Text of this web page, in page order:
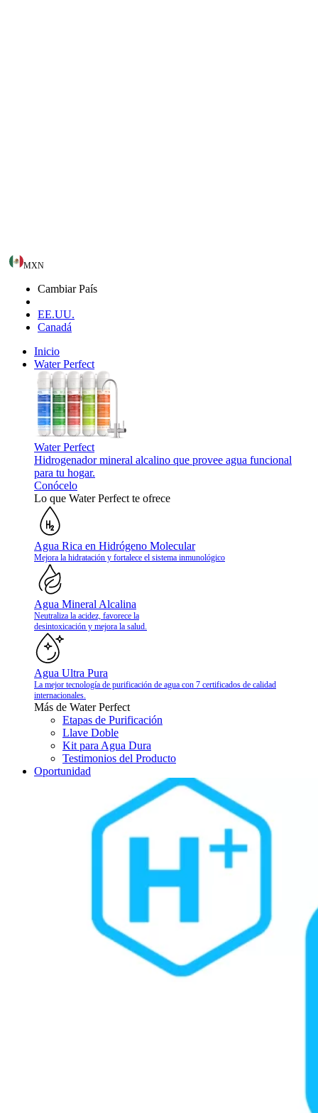
MXN
Cambiar País
EE.UU.
Canadá
Inicio
Water Perfect
Water Perfect
Hidrogenador mineral alcalino que provee agua funcional
para tu hogar.
Conócelo
Lo que Water Perfect te ofrece
Agua Rica en Hidrógeno Molecular
Mejora la hidratación y fortalece el sistema inmunológico
Agua Mineral Alcalina
Neutraliza la acidez, favorece la
desintoxicación y mejora la salud.
Agua Ultra Pura
La mejor tecnología de purificación de agua con 7 certificados de calidad
internacionales.
Más de Water Perfect
Etapas de Purificación
Llave Doble
Kit para Agua Dura
Testimonios del Producto
Oportunidad